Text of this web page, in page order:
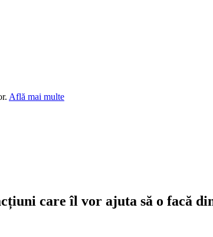
Află mai multe
care îl vor ajuta să o facă